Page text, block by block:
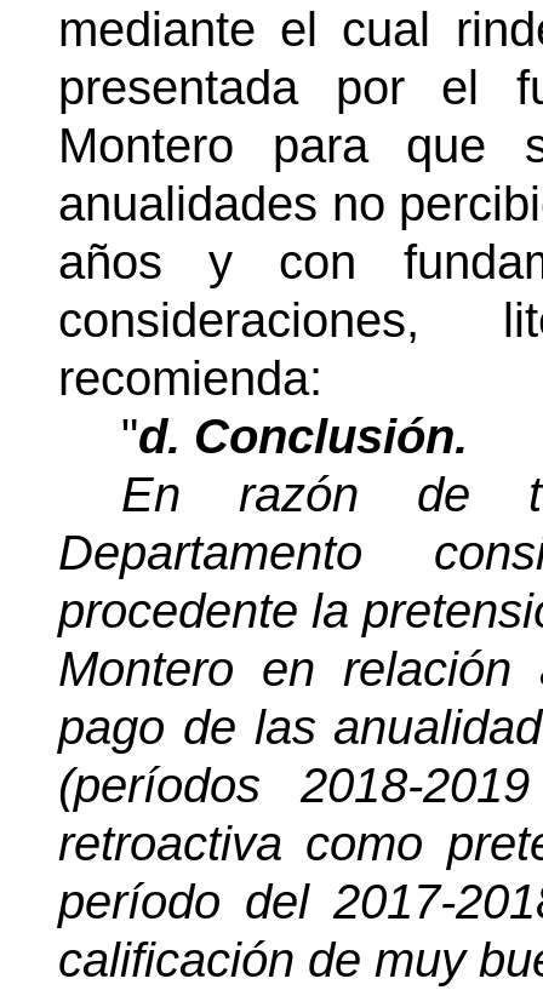
mediante el cual
presentada por el
Montero para que
anualidades no
años y con
consideraciones,
recomienda:
"d. Conclusión.
En razón de
Departamento
procedente la
Montero en
pago de las
(períodos 2018-
retroactiva como
período del 2017-
calificación de muy